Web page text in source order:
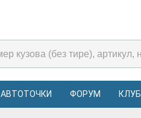
АВТОТОЧКИ ФОРУМ КЛУБ